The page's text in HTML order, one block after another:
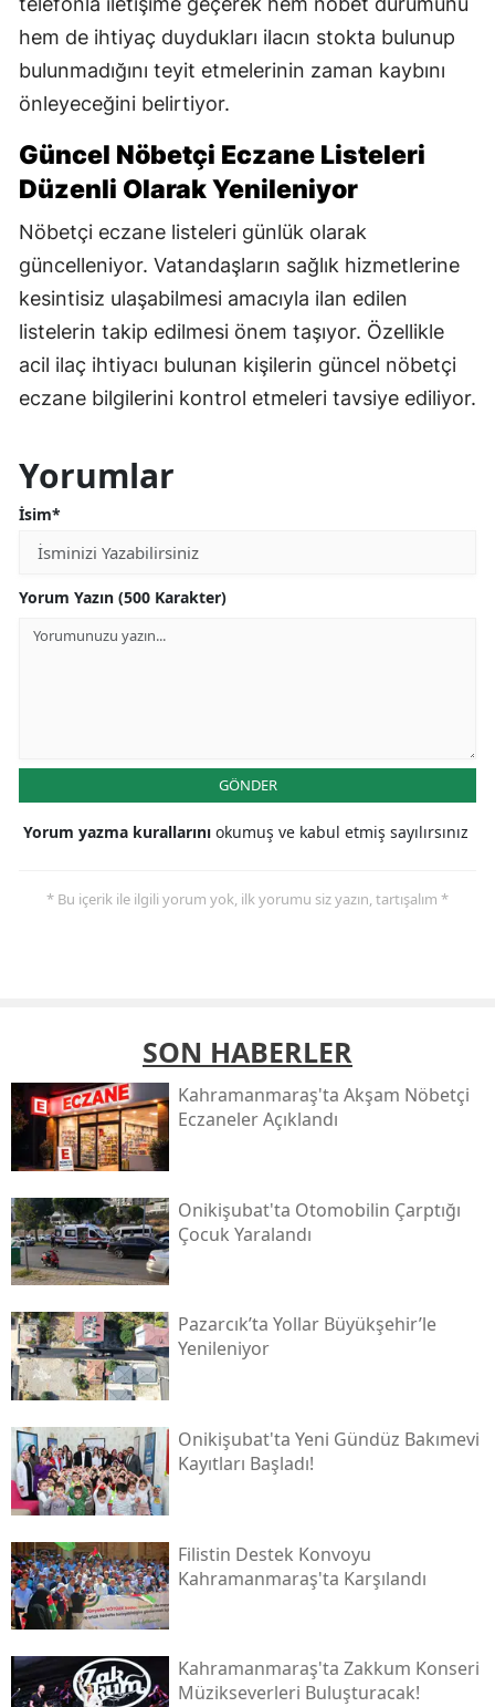
hem de ihtiyaç duydukları ilacın stokta bulunup
bulunmadığını teyit etmelerinin zaman kaybını
önleyeceğini belirtiyor.
Güncel Nöbetçi Eczane Listeleri
Düzenli Olarak Yenileniyor
Nöbetçi eczane listeleri günlük olarak
güncelleniyor. Vatandaşların sağlık hizmetlerine
kesintisiz ulaşabilmesi amacıyla ilan edilen
listelerin takip edilmesi önem taşıyor. Özellikle
acil ilaç ihtiyacı bulunan kişilerin güncel nöbetçi
eczane bilgilerini kontrol etmeleri tavsiye ediliyor.
Yorumlar
İsim*
Yorum Yazın (500 Karakter)
GÖNDER
Yorum yazma kurallarını okumuş ve kabul etmiş sayılırsınız
* Bu içerik ile ilgili yorum yok, ilk yorumu siz yazın, tartışalım *
SON HABERLER
Kahramanmaraş'ta Akşam Nöbetçi
Eczaneler Açıklandı
Onikişubat'ta Otomobilin Çarptığı
Çocuk Yaralandı
Pazarcık’ta Yollar Büyükşehir’le
Yenileniyor
Onikişubat'ta Yeni Gündüz Bakımevi
Kayıtları Başladı!
Filistin Destek Konvoyu
Kahramanmaraş'ta Karşılandı
Kahramanmaraş'ta Zakkum Konseri
Müzikseverleri Buluşturacak!